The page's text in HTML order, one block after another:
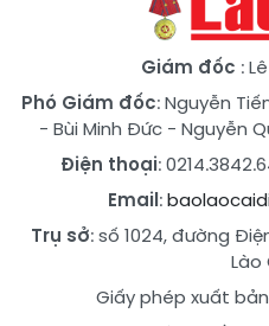
Giám đốc :
Phó Giám đốc:Nguyễn
- Bùi Minh Đức- Nguyễn
Điện thoại:
Email:
Trụ sở: số 1024, đường
Lào
Giấy phép xuất